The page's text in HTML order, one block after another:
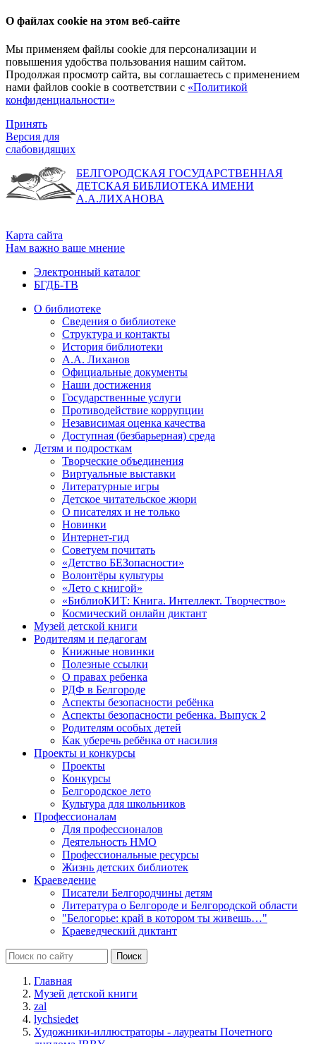
О файлах cookie на этом веб-сайте
Мы применяем файлы cookie для персонализации и
повышения удобства пользования нашим сайтом.
Продолжая просмотр сайта, вы соглашаетесь с применением
нами файлов cookie в соответствии с «Политикой
конфиденциальности»
Принять
Версия для
слабовидящих
БЕЛГОРОДСКАЯ ГОСУДАРСТВЕННАЯ
ДЕТСКАЯ БИБЛИОТЕКА ИМЕНИ
А.А.ЛИХАНОВА
Карта сайта
Нам важно ваше мнение
Электронный каталог
БГДБ-ТВ
О библиотеке
Сведения о библиотеке
Структура и контакты
История библиотеки
А.А. Лиханов
Официальные документы
Наши достижения
Государственные услуги
Противодействие коррупции
Независимая оценка качества
Доступная (безбарьерная) среда
Детям и подросткам
Творческие объединения
Виртуальные выставки
Литературные игры
Детское читательское жюри
О писателях и не только
Новинки
Интернет-гид
Советуем почитать
«Детство БЕЗопасности»
Волонтёры культуры
«Лето с книгой»
«БиблиоКИТ: Книга. Интеллект. Творчество»
Космический онлайн диктант
Музей детской книги
Родителям и педагогам
Книжные новинки
Полезные ссылки
О правах ребенка
РДФ в Белгороде
Аспекты безопасности ребёнка
Аспекты безопасности ребенка. Выпуск 2
Родителям особых детей
Как уберечь ребёнка от насилия
Проекты и конкурсы
Проекты
Конкурсы
Белгородское лето
Культура для школьников
Профессионалам
Для профессионалов
Деятельность НМО
Профессиональные ресурсы
Жизнь детских библиотек
Краеведение
Писатели Белгородчины детям
Литература о Белгороде и Белгородской области
"Белогорье: край в котором ты живешь…"
Краеведческий диктант
Главная
Музей детской книги
zal
lychsiedet
Художники-иллюстраторы - лауреаты Почетного